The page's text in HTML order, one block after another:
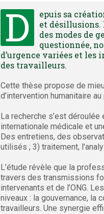
D
epuis sa
et
des modes de
questionnée,
d’urgence variées et les
des travailleurs.
Cette thèse propose de
d’intervention humanitaire
La recherche s’est déroulée
internationale médicale et
Des entretiens, des
utilisés ; 3) traitement,
L’étude révèle que la
travers des transmissions
intervenants et de l’ONG.
niveaux : la gouvernance, la
travailleurs. Une synergie